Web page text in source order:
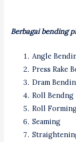
Berbagai bending
Angle
Press Rake
Dram
Roll Bendng
Roll
Seaming